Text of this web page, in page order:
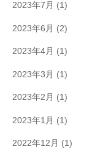
2023年7月 (1)
2023年6月 (2)
2023年4月 (1)
2023年3月 (1)
2023年2月 (1)
2023年1月 (1)
2022年12月 (1)